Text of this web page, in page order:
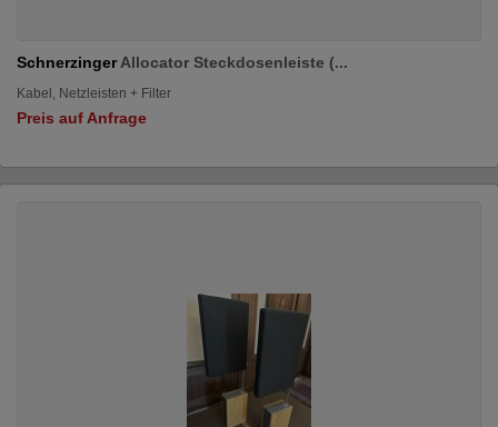
SchnerzingerAllocator Steckdosenleiste (...
Kabel, Netzleisten + Filter
Preis auf Anfrage